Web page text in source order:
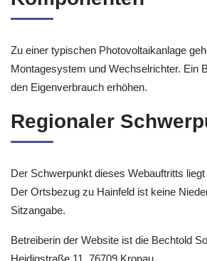
Zu einer typischen Photovoltaikanlage
Montagesystem und Wechselrichter. Ein
den Eigenverbrauch erhöhen.
Regionaler
Der Schwerpunkt dieses Webauftritts
Der Ortsbezug zu Hainfeld ist keine
Sitzangabe.
Betreiberin der Website ist die Bechtold
Heidigstraße 11, 76709 Kronau.